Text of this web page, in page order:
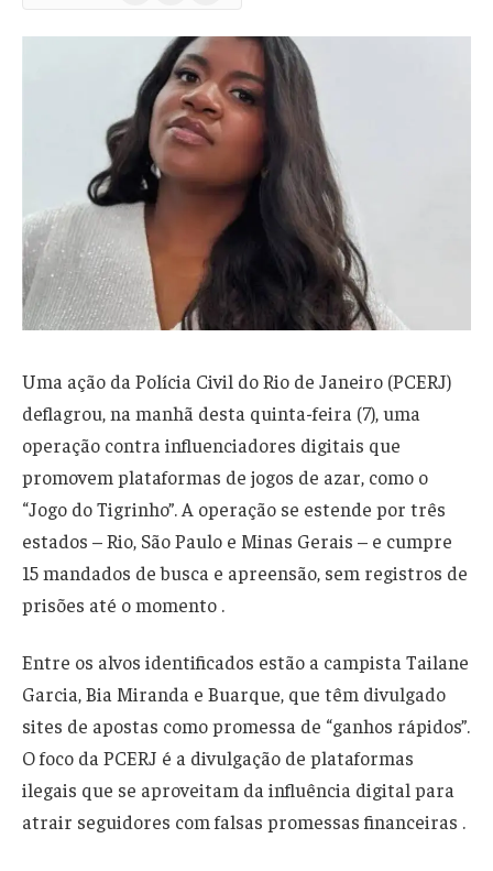
Uma ação da Polícia Civil do Rio de Janeiro (PCERJ)
deflagrou, na manhã desta quinta-feira (7), uma
operação contra influenciadores digitais que
promovem plataformas de jogos de azar, como o
“Jogo do Tigrinho”. A operação se estende por três
estados – Rio, São Paulo e Minas Gerais – e cumpre
15 mandados de busca e apreensão, sem registros de
prisões até o momento .
Entre os alvos identificados estão a campista Tailane
Garcia, Bia Miranda e Buarque, que têm divulgado
sites de apostas como promessa de “ganhos rápidos”.
O foco da PCERJ é a divulgação de plataformas
ilegais que se aproveitam da influência digital para
atrair seguidores com falsas promessas financeiras .